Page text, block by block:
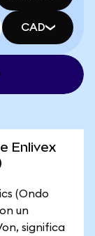
CAD
Enlivex
(Ondo
un
significa